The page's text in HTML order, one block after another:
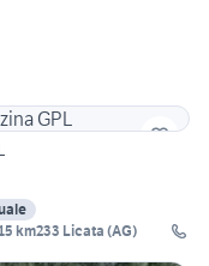
km233 Licata (AG)